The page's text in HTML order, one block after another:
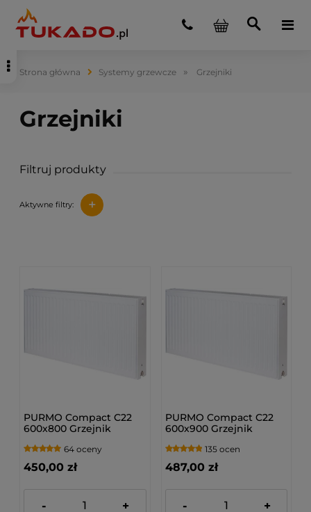
Strona główna Systemy grzewcze » Grzejniki
Filtruj produkty
Aktywne filtry: +
PURMO Compact C22
600x800 Grzejnik
64 oceny
450,00 zł
- +
PURMO Compact C22
600x900 Grzejnik
135 ocen
487,00 zł
- +